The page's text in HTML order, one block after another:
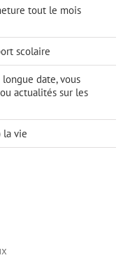
tout le mois
scolaire
date, vous
actualités sur les
la vie